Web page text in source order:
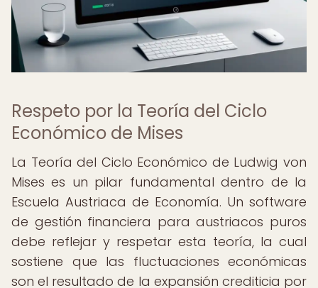
Respeto por la Teoría del Ciclo
Económico de Mises
La Teoría del Ciclo Económico de Ludwig von
Mises es un pilar fundamental dentro de la
Escuela Austriaca de Economía. Un software
de gestión financiera para austriacos puros
debe reflejar y respetar esta teoría, la cual
sostiene que las fluctuaciones económicas
son el resultado de la expansión crediticia por